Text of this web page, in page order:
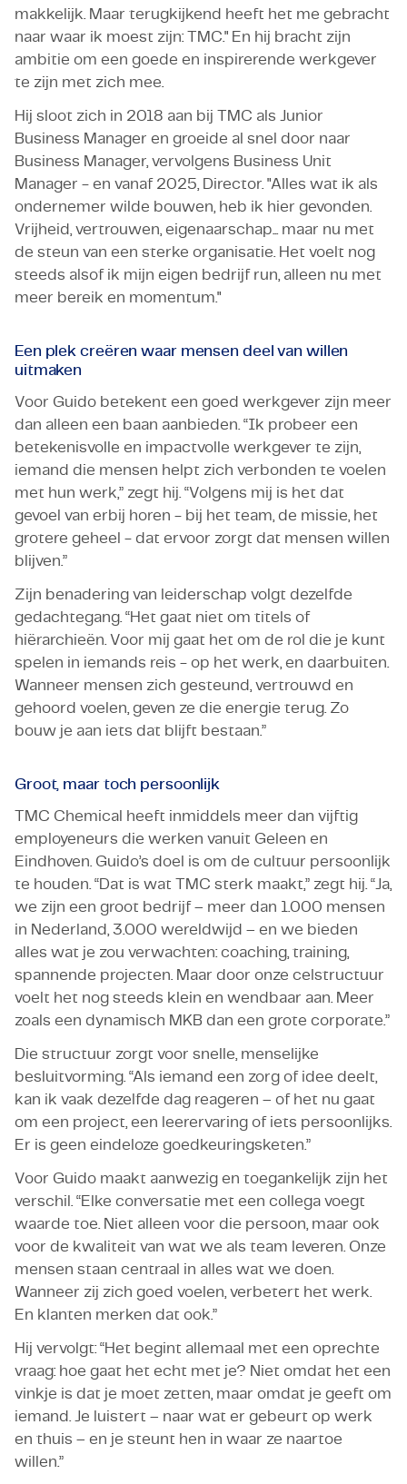
makkelijk. Maar terugkijkend heeft het me gebracht
naar waar ik moest zijn: TMC." En hij bracht zijn
ambitie om een goede en inspirerende werkgever
te zijn met zich mee.
Hij sloot zich in 2018 aan bij TMC als Junior
Business Manager en groeide al snel door naar
Business Manager, vervolgens Business Unit
Manager - en vanaf 2025, Director. "Alles wat ik als
ondernemer wilde bouwen, heb ik hier gevonden.
Vrijheid, vertrouwen, eigenaarschap... maar nu met
de steun van een sterke organisatie. Het voelt nog
steeds alsof ik mijn eigen bedrijf run, alleen nu met
meer bereik en momentum."
Een plek creëren waar mensen deel van willen
uitmaken
Voor Guido betekent een goed werkgever zijn meer
dan alleen een baan aanbieden. “Ik probeer een
betekenisvolle en impactvolle werkgever te zijn,
iemand die mensen helpt zich verbonden te voelen
met hun werk,” zegt hij. “Volgens mij is het dat
gevoel van erbij horen - bij het team, de missie, het
grotere geheel - dat ervoor zorgt dat mensen willen
blijven.”
Zijn benadering van leiderschap volgt dezelfde
gedachtegang. “Het gaat niet om titels of
hiërarchieën. Voor mij gaat het om de rol die je kunt
spelen in iemands reis - op het werk, en daarbuiten.
Wanneer mensen zich gesteund, vertrouwd en
gehoord voelen, geven ze die energie terug. Zo
bouw je aan iets dat blijft bestaan.”
Groot, maar toch persoonlijk
TMC Chemical heeft inmiddels meer dan vijftig
employeneurs die werken vanuit Geleen en
Eindhoven. Guido’s doel is om de cultuur persoonlijk
te houden. “Dat is wat TMC sterk maakt,” zegt hij. “Ja,
we zijn een groot bedrijf – meer dan 1.000 mensen
in Nederland, 3.000 wereldwijd – en we bieden
alles wat je zou verwachten: coaching, training,
spannende projecten. Maar door onze celstructuur
voelt het nog steeds klein en wendbaar aan. Meer
zoals een dynamisch MKB dan een grote corporate.”
Die structuur zorgt voor snelle, menselijke
besluitvorming. “Als iemand een zorg of idee deelt,
kan ik vaak dezelfde dag reageren – of het nu gaat
om een project, een leerervaring of iets persoonlijks.
Er is geen eindeloze goedkeuringsketen.”
Voor Guido maakt aanwezig en toegankelijk zijn het
verschil. “Elke conversatie met een collega voegt
waarde toe. Niet alleen voor die persoon, maar ook
voor de kwaliteit van wat we als team leveren. Onze
mensen staan centraal in alles wat we doen.
Wanneer zij zich goed voelen, verbetert het werk.
En klanten merken dat ook.”
Hij vervolgt: “Het begint allemaal met een oprechte
vraag: hoe gaat het echt met je? Niet omdat het een
vinkje is dat je moet zetten, maar omdat je geeft om
iemand. Je luistert – naar wat er gebeurt op werk
en thuis – en je steunt hen in waar ze naartoe
willen.”